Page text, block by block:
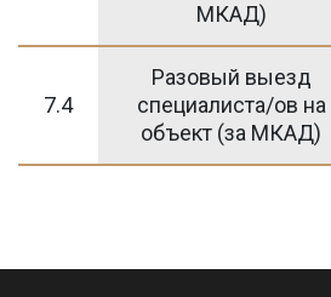
МКАД)
7.4
Разовый выезд
специалиста/ов на
объект (за МКАД)